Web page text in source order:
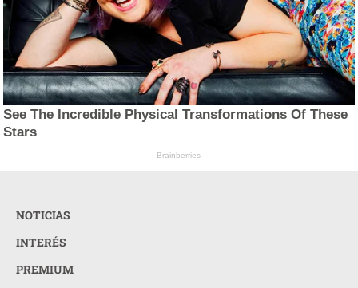
See The Incredible Physical Transformations Of These
Stars
Brainberries
NOTICIAS
INTERÉS
PREMIUM